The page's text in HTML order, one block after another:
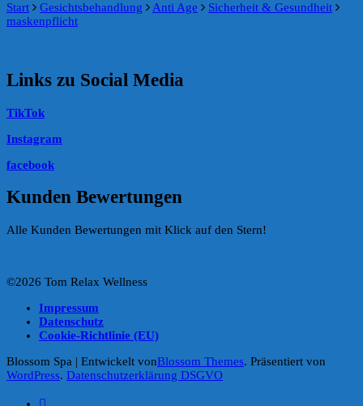
Start Gesichtsbehandlung Anti Age
Sicherheit & Gesundheit
maskenpflicht
Links zu Social Media
TikTok
Instagram
facebook
Kunden Bewertungen
Alle Kunden Bewertungen mit Klick auf den Stern!
©2026 Tom Relax Wellness
Impressum
Datenschutz
Cookie-Richtlinie (EU)
Blossom Spa | Entwickelt vonBlossom Themes. Präsentiert von
WordPress. Datenschutzerklärung DSGVO